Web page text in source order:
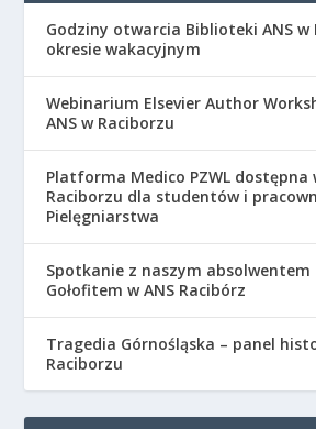
Godziny otwarcia Biblioteki ANS w
okresie wakacyjnym
Webinarium Elsevier Author
ANS w Raciborzu
Platforma Medico PZWL dostępna
Raciborzu dla studentów i
Pielęgniarstwa
Spotkanie z naszym absolwentem
Gołofitem w ANS Racibórz
Tragedia Górnośląska – panel
Raciborzu